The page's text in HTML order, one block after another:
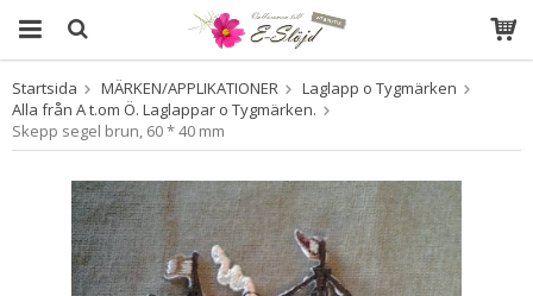
Produkten har blivit tillagd i varukorgen
Startsida MÄRKEN/APPLIKATIONER
Laglapp o Tygmärken
Alla från A t.om Ö. Laglappar o Tygmärken.
Skepp segel brun, 60 * 40 mm